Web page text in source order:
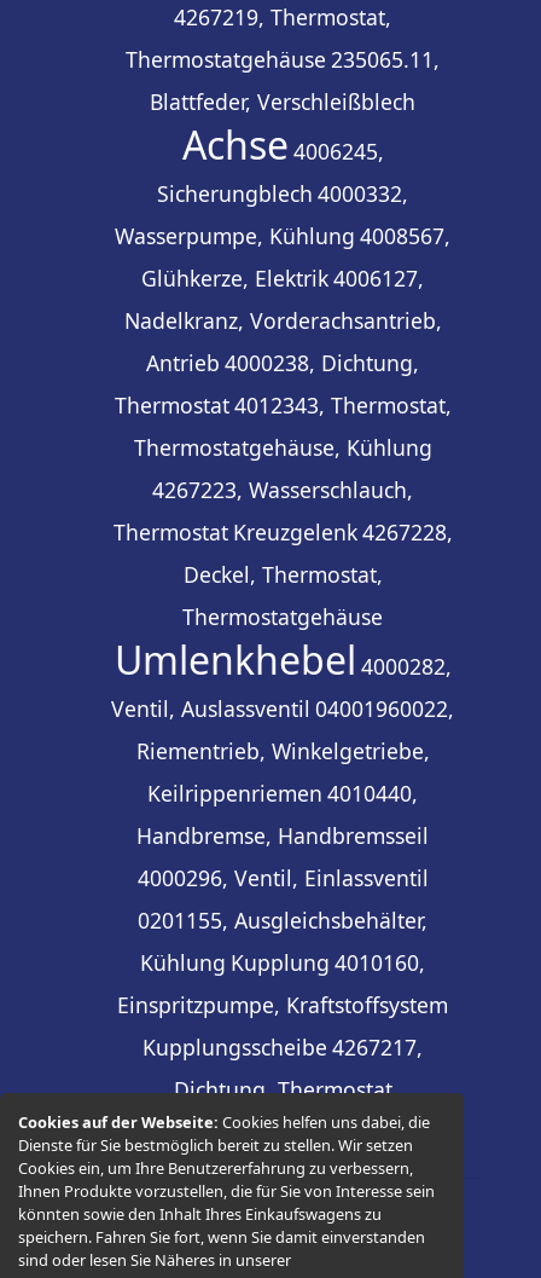
Cookies auf der Webseite:Cookies helfen uns dabei, die
Dienste für Sie bestmöglich bereit zu stellen. Wir setzen
Cookies ein, um Ihre Benutzererfahrung zu verbessern,
Ihnen Produkte vorzustellen, die für Sie von Interesse sein
könnten sowie den Inhalt Ihres Einkaufswagens zu
speichern. Fahren Sie fort, wenn Sie damit einverstanden
sind oder lesen Sie Näheres in unserer
4267219, Thermostat,
Thermostatgehäuse 235065.11,
Blattfeder, Verschleißblech
Achse 4006245,
Sicherungblech 4000332,
Wasserpumpe, Kühlung 4008567,
Glühkerze, Elektrik4006127,
Nadelkranz, Vorderachsantrieb,
Antrieb 4000238, Dichtung,
Thermostat4012343, Thermostat,
Thermostatgehäuse, Kühlung
4267223, Wasserschlauch,
Thermostat Kreuzgelenk4267228,
Deckel, Thermostat,
Thermostatgehäuse
Umlenkhebel 4000282,
Ventil, Auslassventil 04001960022,
Riementrieb, Winkelgetriebe,
Keilrippenriemen 4010440,
Handbremse, Handbremsseil
4000296, Ventil, Einlassventil
0201155, Ausgleichsbehälter,
Kühlung Kupplung 4010160,
Einspritzpumpe, Kraftstoffsystem
Kupplungsscheibe 4267217,
Dichtung, Thermostat
© 2026 - Thüringer Ersatzteilhandel